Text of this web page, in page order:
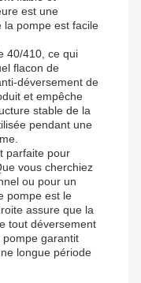
est une
la pompe est facile
40/410, ce qui
flacon de
déversement de
et empêche
stable de la
pendant une
parfaite pour
vous cherchiez
ou pour un
pompe est le
assure que la
tout déversement
garantit
longue période